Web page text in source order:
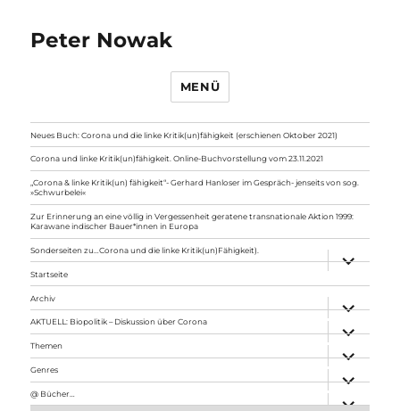
Peter Nowak
MENÜ
Neues Buch: Corona und die linke Kritik(un)fähigkeit (erschienen Oktober 2021)
Corona und linke Kritik(un)fähigkeit. Online-Buchvorstellung vom 23.11.2021
„Corona & linke Kritik(un) fähigkeit“- Gerhard Hanloser im Gespräch- jenseits von sog.
»Schwurbelei«
Zur Erinnerung an eine völlig in Vergessenheit geratene transnationale Aktion 1999:
Karawane indischer Bauer*innen in Europa
Sonderseiten zu…Corona und die linke Kritik(un)Fähigkeit).
anzeigen
Startseite
Archiv
anzeigen
AKTUELL: Biopolitik – Diskussion über Corona
anzeigen
Themen
anzeigen
Genres
anzeigen
@ Bücher…